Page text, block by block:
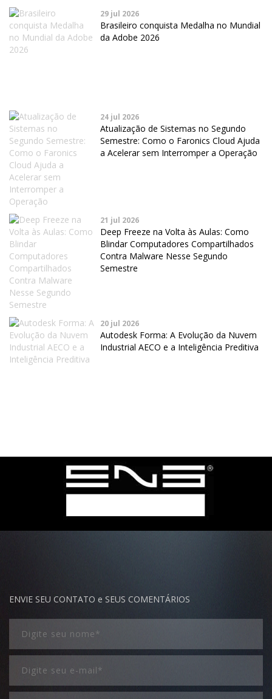
29 jul 2026
Brasileiro conquista Medalha no Mundial
da Adobe 2026
24 jul 2026
Atualização de Sistemas no Segundo
Semestre: Como o Faronics Cloud Ajuda
a Acelerar sem Interromper a Operação
21 jul 2026
Deep Freeze na Volta às Aulas: Como
Blindar Computadores Compartilhados
Contra Malware Nesse Segundo
Semestre
20 jul 2026
Autodesk Forma: A Evolução da Nuvem
Industrial AECO e a Inteligência Preditiva
ENVIE SEU CONTATO e SEUS COMENTÁRIOS